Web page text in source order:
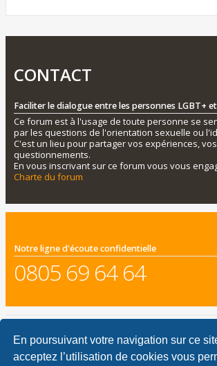
En poursuivant votre navigation sur ce
acceptez l’utilisation de cookies vous
CONTACT
Faciliter le dialogue entre les personnes LGBT+
Ce forum est à l'usage de toute personne se
par les questions de l'orientation sexuelle ou
C'est un lieu pour partager vos expériences,
questionnements.
En vous inscrivant sur ce forum vous vous
Charte du forum
Notre ligne d'écoute confidentielle
0805 69 64 64
Accueil du forum Nous